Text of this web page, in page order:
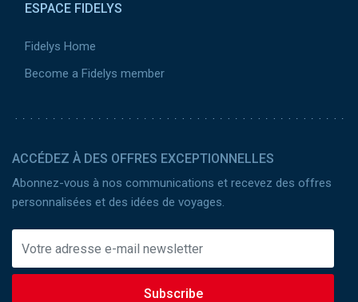
ESPACE FIDELYS
Fidelys Home
Become a Fidelys member
ACCÉDEZ À DES OFFRES EXCEPTIONNELLES
Abonnez-vous à nos communications et recevez des offres
personnalisées et des idées de voyages.
Subscribe